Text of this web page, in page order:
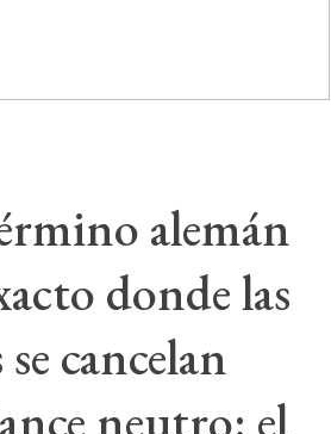
alemán
donde las
cancelan